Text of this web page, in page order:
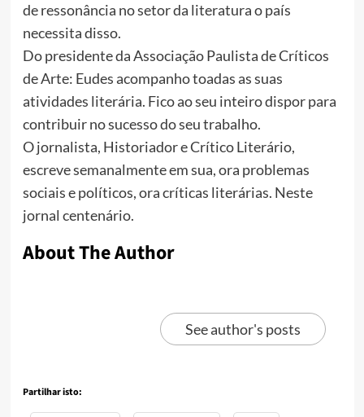
de ressonância no setor da literatura o país
necessita disso.
Do presidente da Associação Paulista de Críticos
de Arte: Eudes acompanho toadas as suas
atividades literária. Fico ao seu inteiro dispor para
contribuir no sucesso do seu trabalho.
O jornalista, Historiador e Crítico Literário,
escreve semanalmente em sua, ora problemas
sociais e políticos, ora críticas literárias. Neste
jornal centenário.
About The Author
See author's posts
Partilhar isto: